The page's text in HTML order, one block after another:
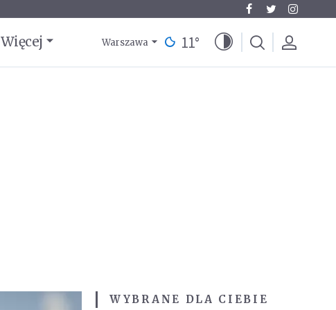
Więcej Warszawa 11°
WYBRANE DLA CIEBIE